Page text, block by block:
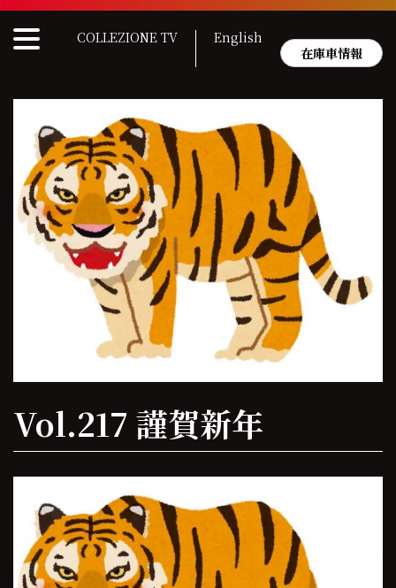
Skip
content
COLLEZIONE TV
English
在庫車情報
Vol.217 謹賀新年